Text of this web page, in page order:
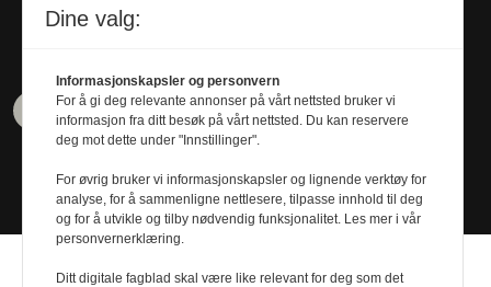
Dine valg:
Informasjonskapsler og personvern
For å gi deg relevante annonser på vårt nettsted bruker vi
informasjon fra ditt besøk på vårt nettsted. Du kan reservere
deg mot dette under "Innstillinger".
For øvrig bruker vi informasjonskapsler og lignende verktøy for
analyse, for å sammenligne nettlesere, tilpasse innhold til deg
og for å utvikle og tilby nødvendig funksjonalitet. Les mer i vår
personvernerklæring.
Ditt digitale fagblad skal være like relevant for deg som det